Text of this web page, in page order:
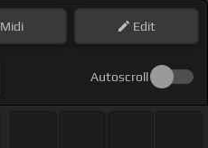
Midi Edit
Autoscroll